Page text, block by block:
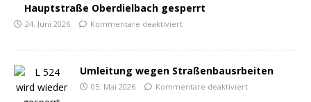
Hauptstraße Oberdielbach gesperrt
24. Juni 2026 Kommentare deaktiviert
Umleitung wegen Straßenbausrbeiten
05. Mai 2026 Kommentare deaktiviert